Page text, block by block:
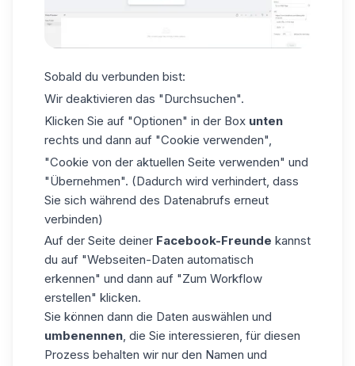
Sobald du verbunden bist:
Wir deaktivieren das "Durchsuchen".
Klicken Sie auf "Optionen" in der Box unten
rechts und dann auf "Cookie verwenden",
"Cookie von der aktuellen Seite verwenden" und
"Übernehmen". (Dadurch wird verhindert, dass
Sie sich während des Datenabrufs erneut
verbinden)
Auf der Seite deiner Facebook-Freunde kannst
du auf "Webseiten-Daten automatisch
erkennen" und dann auf "Zum Workflow
erstellen" klicken.
Sie können dann die Daten auswählen und
umbenennen, die Sie interessieren, für diesen
Prozess behalten wir nur den Namen und